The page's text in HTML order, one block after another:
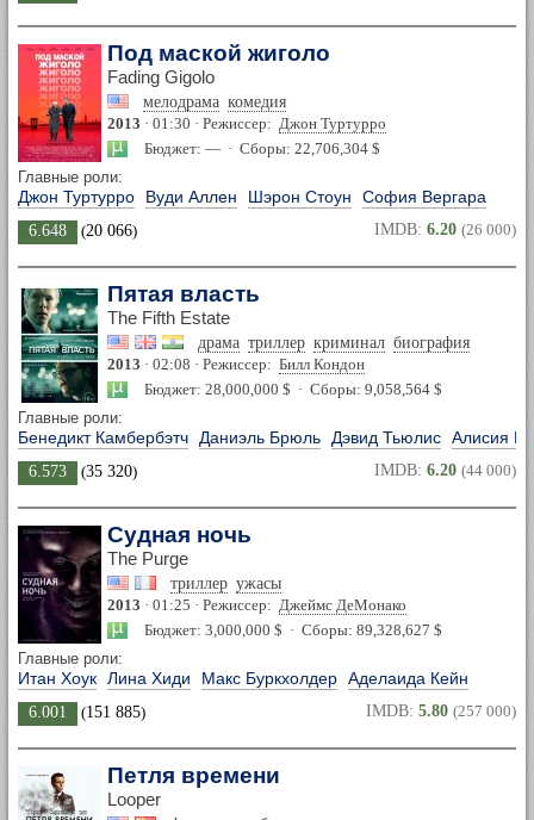
Под маской жиголо
Fading Gigolo
мелодрама комедия
2013 · 01:30 · Режиссер: Джон Туртурро
Бюджет: — · Сборы: 22,706,304 $
Главные роли:
Джон Туртурро Вуди Аллен Шэрон Стоун София Вергара
6.648 (20 066) IMDB: 6.20 (26 000)
Пятая власть
The Fifth Estate
драма триллер криминал биография
2013 · 02:08 · Режиссер: Билл Кондон
Бюджет: 28,000,000 $ · Сборы: 9,058,564 $
Главные роли:
Бенедикт Камбербэтч Даниэль Брюль Дэвид Тьюлис Алисия
6.573 (35 320) IMDB: 6.20 (44 000)
Судная ночь
The Purge
триллер ужасы
2013 · 01:25 · Режиссер: Джеймс ДеМонако
Бюджет: 3,000,000 $ · Сборы: 89,328,627 $
Главные роли:
Итан Хоук Лина Хиди Макс Буркхолдер Аделаида Кейн
6.001 (151 885) IMDB: 5.80 (257 000)
Петля времени
Looper